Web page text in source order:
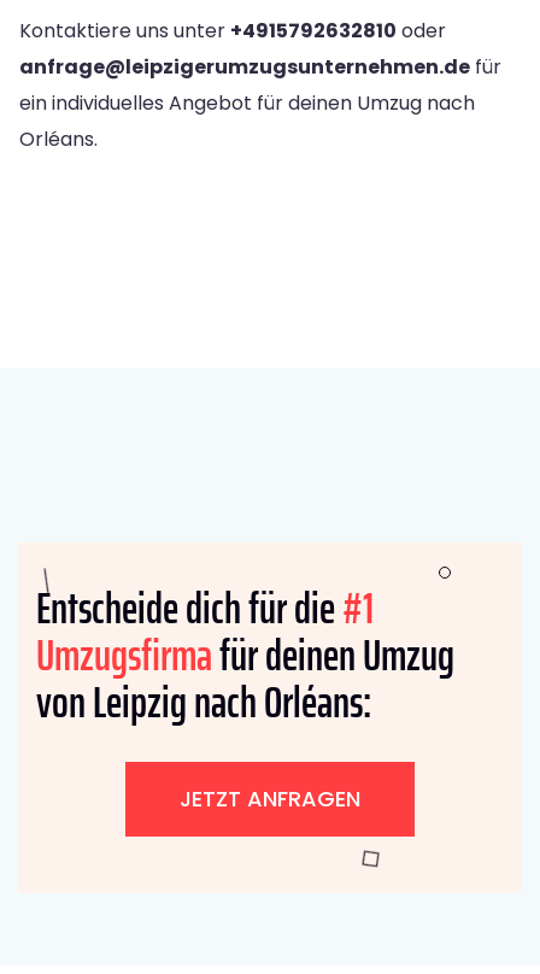
Kontaktiere uns unter +4915792632810 oder
anfrage@leipzigerumzugsunternehmen.de für
ein individuelles Angebot für deinen Umzug nach
Orléans.
Entscheide dich für die#1
Umzugsfirmafür deinen Umzug
von Leipzig nach Orléans:
JETZT ANFRAGEN